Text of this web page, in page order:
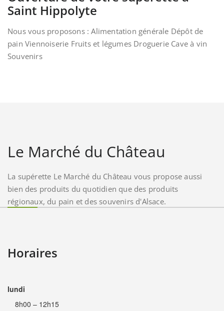
Saint Hippolyte
Nous vous proposons : Alimentation générale Dépôt de
pain Viennoiserie Fruits et légumes Droguerie Cave à vin
Souvenirs
Le Marché du Château
La supérette Le Marché du Château vous propose aussi
bien des produits du quotidien que des produits
régionaux, du pain et des souvenirs d'Alsace.
Horaires
lundi
8h00 – 12h15